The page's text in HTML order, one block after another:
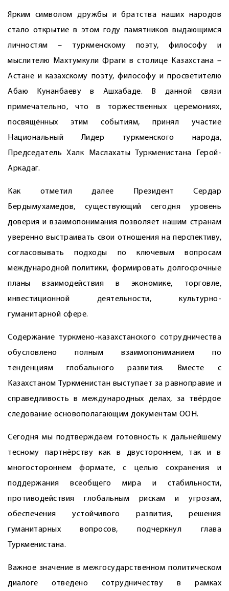
Ярким символом дружбы и братства наших народов
стало открытие в этом году памятников выдающимся
личностям – туркменскому поэту, философу и
мыслителю Махтумкули Фраги в столице Казахстана –
Астане и казахскому поэту, философу и просветителю
Абаю Кунанбаеву в Ашхабаде. В данной связи
примечательно, что в торжественных церемониях,
посвящённых этим событиям, принял участие
Национальный Лидер туркменского народа,
Председатель Халк Маслахаты Туркменистана Герой-
Аркадаг.
Как отметил далее Президент Сердар
Бердымухамедов, существующий сегодня уровень
доверия и взаимопонимания позволяет нашим странам
уверенно выстраивать свои отношения на перспективу,
согласовывать подходы по ключевым вопросам
международной политики, формировать долгосрочные
планы взаимодействия в экономике, торговле,
инвестиционной деятельности, культурно-
гуманитарной сфере.
Содержание туркмено-казахстанского сотрудничества
обусловлено полным взаимопониманием по
тенденциям глобального развития. Вместе с
Казахстаном Туркменистан выступает за равноправие и
справедливость в международных делах, за твёрдое
следование основополагающим документам ООН.
Сегодня мы подтверждаем готовность к дальнейшему
тесному партнёрству как в двустороннем, так и в
многостороннем формате, с целью сохранения и
поддержания всеобщего мира и стабильности,
противодействия глобальным рискам и угрозам,
обеспечения устойчивого развития, решения
гуманитарных вопросов, подчеркнул глава
Туркменистана.
Важное значение в межгосударственном политическом
диалоге отведено сотрудничеству в рамках